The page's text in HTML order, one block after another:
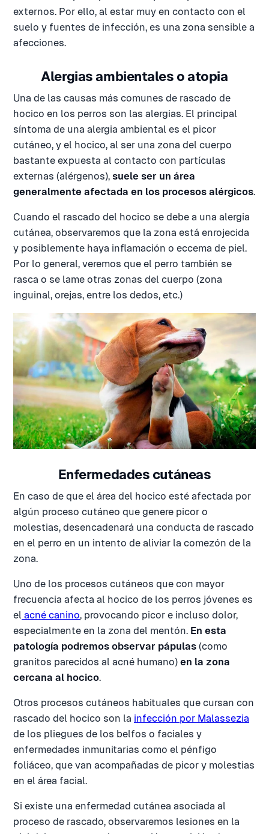
externos. Por ello, al estar muy en contacto con el
suelo y fuentes de infección, es una zona sensible a
afecciones.
Alergias ambientales o atopia
Una de las causas más comunes de rascado de
hocico en los perros son las alergias. El principal
síntoma de una alergia ambiental es el picor
cutáneo, y el hocico, al ser una zona del cuerpo
bastante expuesta al contacto con partículas
externas (alérgenos), suele ser un área
generalmente afectada en los procesos alérgicos.
Cuando el rascado del hocico se debe a una alergia
cutánea, observaremos que la zona está enrojecida
y posiblemente haya inflamación o eccema de piel.
Por lo general, veremos que el perro también se
rasca o se lame otras zonas del cuerpo (zona
inguinal, orejas, entre los dedos, etc.)
Enfermedades cutáneas
En caso de que el área del hocico esté afectada por
algún proceso cutáneo que genere picor o
molestias, desencadenará una conducta de rascado
en el perro en un intento de aliviar la comezón de la
zona.
Uno de los procesos cutáneos que con mayor
frecuencia afecta al hocico de los perros jóvenes es
el acné canino, provocando picor e incluso dolor,
especialmente en la zona del mentón. En esta
patología podremos observar pápulas (como
granitos parecidos al acné humano) en la zona
cercana al hocico.
Otros procesos cutáneos habituales que cursan con
rascado del hocico son la infección por Malassezia
de los pliegues de los belfos o faciales y
enfermedades inmunitarias como el pénfigo
foliáceo, que van acompañadas de picor y molestias
en el área facial.
Si existe una enfermedad cutánea asociada al
proceso de rascado, observaremos lesiones en la